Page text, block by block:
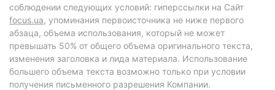
соблюдении следующих условий: гиперссылки на Сайт
focus.ua, упоминания первоисточника не ниже первого
абзаца, объема использования, который не может
превышать 50% от общего объема оригинального текста,
изменения заголовка и лида материала. Использование
большего объема текста возможно только при условии
получения письменного разрешения Компании.